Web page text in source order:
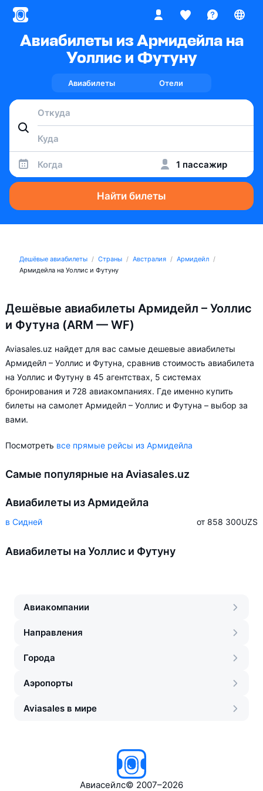
Авиабилеты из Армидейла на
Уоллис и Футуну
Авиабилеты Отели
Когда 1 пассажир
Найти билеты
Дешёвые авиабилеты Страны Австралия
Армидейл
Армидейла на Уоллис и Футуну
Дешёвые авиабилеты Армидейл – Уоллис
и Футуна (ARM — WF)
Aviasales.uz найдет для вас самые дешевые авиабилеты
Армидейл – Уоллис и Футуна, сравнив стоимость авиабилета
на Уоллис и Футуну в 45 агентствах, 5 системах
бронирования и 728 авиакомпаниях. Где именно купить
билеты на самолет Армидейл – Уоллис и Футуна – выбор за
вами.
Посмотреть все прямые рейсы из Армидейла
Самые популярные на Aviasales.uz
Авиабилеты из Армидейла
в Сидней от 858 300UZS
Авиабилеты на Уоллис и Футуну
Авиакомпании
Направления
Города
Аэропорты
Aviasales в мире
Авиасейлс© 2007–2026